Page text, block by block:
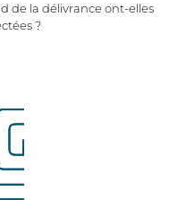
de la délivrance ont-elles
?